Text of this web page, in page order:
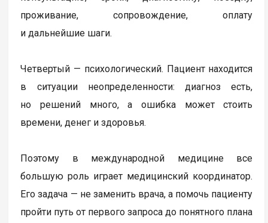
проживание, сопровождение, оплату
и дальнейшие шаги.
Четвертый — психологический. Пациент находится
в ситуации неопределенности: диагноз есть,
но решений много, а ошибка может стоить
времени, денег и здоровья.
Поэтому в международной медицине все
большую роль играет медицинский координатор.
Его задача — не заменить врача, а помочь пациенту
пройти путь от первого запроса до понятного плана